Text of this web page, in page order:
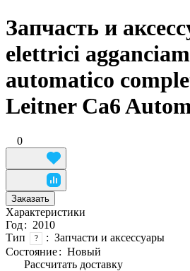
Запчасть и
elettrici
automatico
Leitner Ca6
0
Заказать
Характеристики
Год: 2010
Тип
? : Запчасти и аксессуары
Состояние: Новый
Рассчитать доставку